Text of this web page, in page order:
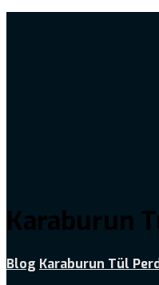
Karaburun
Blog Karaburun Tül